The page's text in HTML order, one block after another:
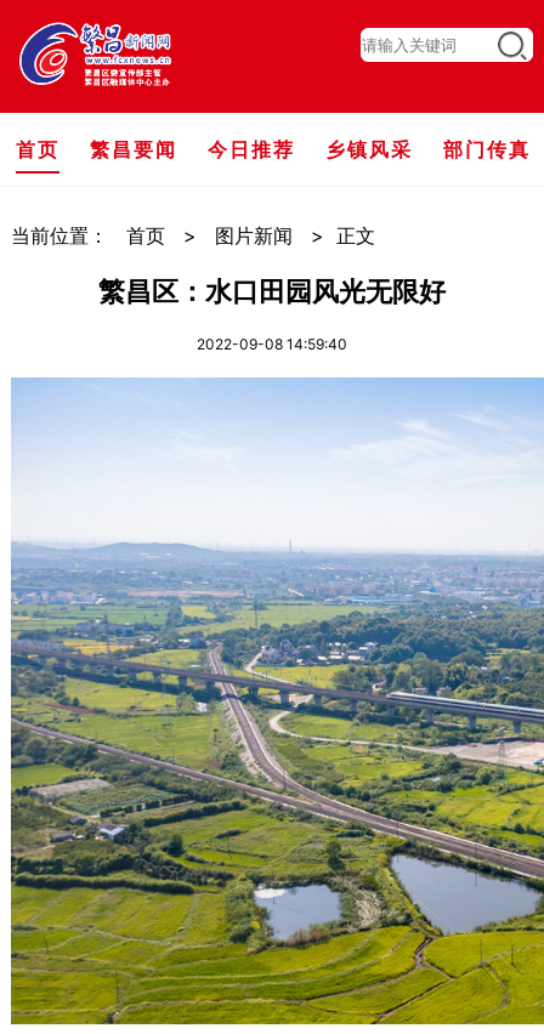
首页 繁昌要闻 今日推荐 乡镇风采 部门传真
当前位置： 首页 > 图片新闻 > 正文
繁昌区：水口田园风光无限好
2022-09-08 14:59:40